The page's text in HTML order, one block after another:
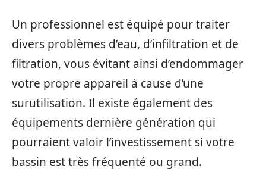
Un professionnel est équipé pour traiter
divers problèmes d’eau, d’infiltration et de
filtration, vous évitant ainsi d’endommager
votre propre appareil à cause d’une
surutilisation. Il existe également des
équipements dernière génération qui
pourraient valoir l’investissement si votre
bassin est très fréquenté ou grand.